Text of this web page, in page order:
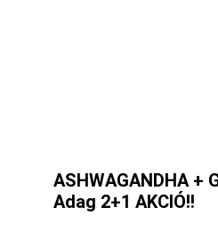
ASHWAGANDHA +
Adag 2+1 AKCIÓ!!